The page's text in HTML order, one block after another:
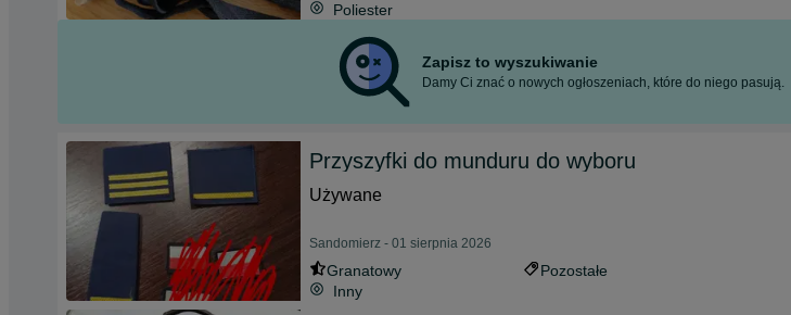
Poliester
Zapisz to wyszukiwanie
Damy Ci znać o nowych ogłoszeniach, które do niego pasują.
Przyszyfki do munduru do wyboru
Używane
Sandomierz - 01 sierpnia 2026
Granatowy
Pozostałe
Inny